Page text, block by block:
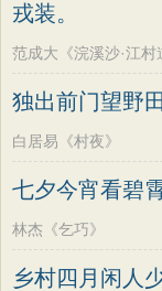
戎装。
范成大《浣溪沙·江村
独出前门望野
白居易《村夜》
七夕今宵看碧
林杰《乞巧》
乡村四月闲人